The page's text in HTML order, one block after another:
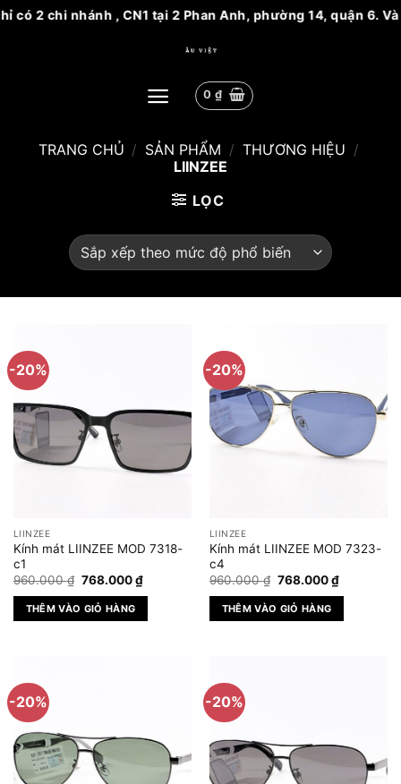
2 chi nhánh , CN1 tại 2 Phan Anh, phường 14, quận 6.
0 ₫
TRANG CHỦ / SẢN PHẨM / THƯƠNG HIỆU /
LIINZEE
LỌC
-20%
LIINZEE
Kính mát LIINZEE MOD 7318-
c1
960.000₫ Giá
là:
960.000 ₫.
768.000₫Giá
hiện
768.000 ₫.
THÊM VÀO GIỎ HÀNG
-20%
LIINZEE
Kính mát LIINZEE MOD 7323-
c4
960.000₫ Giá
là:
960.000 ₫.
768.000₫Giá
hiện
768.000 ₫.
THÊM VÀO GIỎ HÀNG
-20% -20%